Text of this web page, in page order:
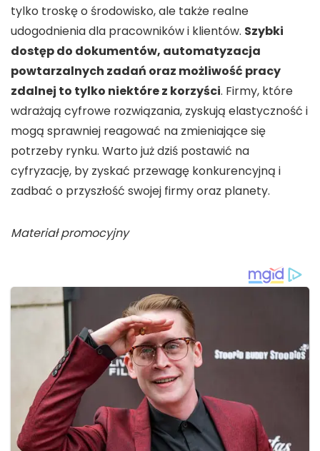
tylko troskę o środowisko, ale także realne
udogodnienia dla pracowników i klientów. Szybki
dostęp do dokumentów, automatyzacja
powtarzalnych zadań oraz możliwość pracy
zdalnej to tylko niektóre z korzyści. Firmy, które
wdrażają cyfrowe rozwiązania, zyskują elastyczność i
mogą sprawniej reagować na zmieniające się
potrzeby rynku. Warto już dziś postawić na
cyfryzację, by zyskać przewagę konkurencyjną i
zadbać o przyszłość swojej firmy oraz planety.
Materiał promocyjny